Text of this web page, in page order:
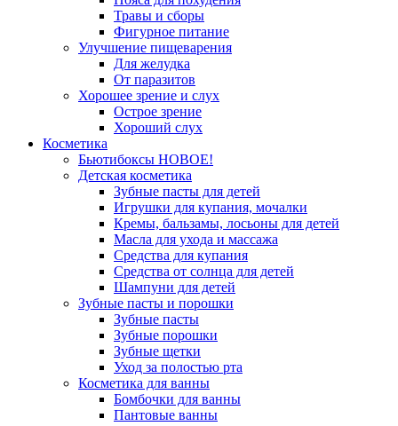
Травы и сборы
Фигурное питание
Улучшение пищеварения
Для желудка
От паразитов
Хорошее зрение и слух
Острое зрение
Хороший слух
Косметика
Бьютибоксы НОВОЕ!
Детская косметика
Зубные пасты для детей
Игрушки для купания, мочалки
Кремы, бальзамы, лосьоны для детей
Масла для ухода и массажа
Средства для купания
Средства от солнца для детей
Шампуни для детей
Зубные пасты и порошки
Зубные пасты
Зубные порошки
Зубные щетки
Уход за полостью рта
Косметика для ванны
Бомбочки для ванны
Пантовые ванны